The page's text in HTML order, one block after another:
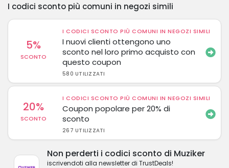
I codici sconto più comuni in negozi simili
5%
SCONTO
I CODICI SCONTO PIÙ COMUNI IN NEGOZI SIMILI
I nuovi clienti ottengono uno
sconto nel loro primo acquisto con
questo coupon
580 UTILIZZATI
20%
SCONTO
I CODICI SCONTO PIÙ COMUNI IN NEGOZI SIMILI
Coupon popolare per 20% di
sconto
267 UTILIZZATI
Non perderti i codici sconto di Muziker
iscrivendoti alla newsletter di TrustDeals!